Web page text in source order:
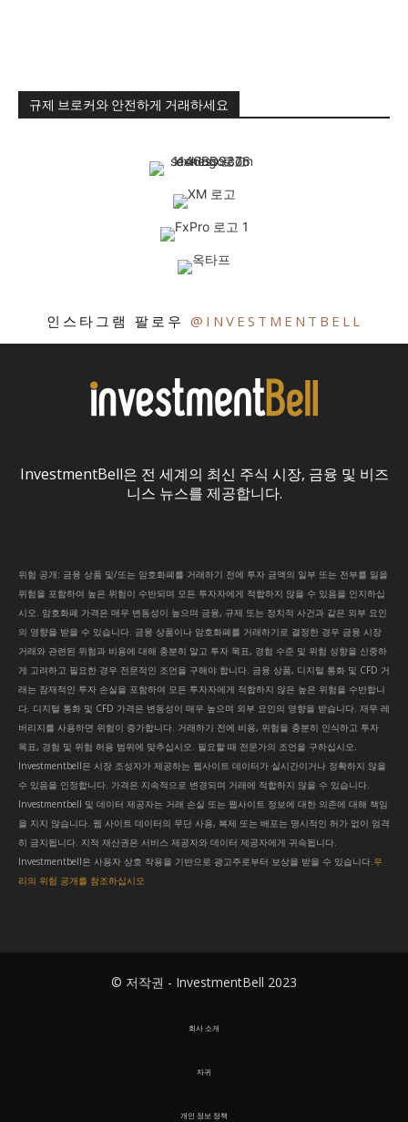
규제 브로커와 안전하게 거래하세요
인스타그램 팔로우 @INVESTMENTBELL
InvestmentBell은 전 세계의 최신 주식 시장, 금융 및 비즈
니스 뉴스를 제공합니다.
위험 공개: 금융 상품 및/또는 암호화폐를 거래하기 전에 투자 금액의 일부 또는 전부를 잃을
위험을 포함하여 높은 위험이 수반되며 모든 투자자에게 적합하지 않을 수 있음을 인지하십
시오. 암호화폐 가격은 매우 변동성이 높으며 금융, 규제 또는 정치적 사건과 같은 외부 요인
의 영향을 받을 수 있습니다. 금융 상품이나 암호화폐를 거래하기로 결정한 경우 금융 시장
거래와 관련된 위험과 비용에 대해 충분히 알고 투자 목표, 경험 수준 및 위험 성향을 신중하
게 고려하고 필요한 경우 전문적인 조언을 구해야 합니다. 금융 상품, 디지털 통화 및 CFD 거
래는 잠재적인 투자 손실을 포함하여 모든 투자자에게 적합하지 않은 높은 위험을 수반합니
다. 디지털 통화 및 CFD 가격은 변동성이 매우 높으며 외부 요인의 영향을 받습니다. 재무 레
버리지를 사용하면 위험이 증가합니다. 거래하기 전에 비용, 위험을 충분히 인식하고 투자
목표, 경험 및 위험 허용 범위에 맞추십시오. 필요할 때 전문가의 조언을 구하십시오.
Investmentbell은 시장 조성자가 제공하는 웹사이트 데이터가 실시간이거나 정확하지 않을
수 있음을 인정합니다. 가격은 지속적으로 변경되며 거래에 적합하지 않을 수 있습니다.
Investmentbell 및 데이터 제공자는 거래 손실 또는 웹사이트 정보에 대한 의존에 대해 책임
을 지지 않습니다. 웹 사이트 데이터의 무단 사용, 복제 또는 배포는 명시적인 허가 없이 엄격
히 금지됩니다. 지적 재산권은 서비스 제공자와 데이터 제공자에게 귀속됩니다.
Investmentbell은 사용자 상호 작용을 기반으로 광고주로부터 보상을 받을 수 있습니다. 우
리의 위험 공개를 참조하십시오
© 저작권 - InvestmentBell 2023
회사 소개
자귀
개인 정보 정책